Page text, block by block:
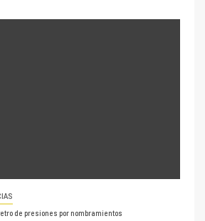
de presiones por nombramientos